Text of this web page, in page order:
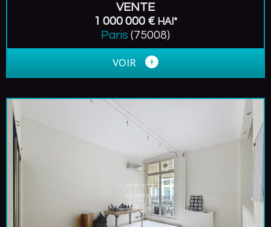
VENTE
1 000 000 € HAI*
Paris (75008)
VOIR